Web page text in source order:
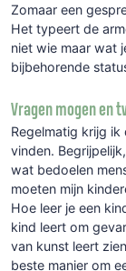
Zomaar een
Het typeert de
niet wie maar wat
bijbehorende
Vragen mogen en
Regelmatig krijg
vinden.
wat bedoelen
moeten mijn
Hoe leer je een
kind leert om
van kunst leert
beste manier om